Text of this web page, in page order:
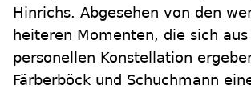
Hinrichs. Abgesehen von den
heiteren Momenten, die sich
personellen Konstellation
Färberböck und Schuchmann